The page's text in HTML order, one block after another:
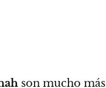
son mucho más